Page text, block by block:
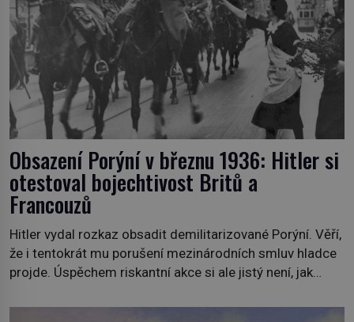
Obsazení Porýní v březnu 1936: Hitler si
otestoval bojechtivost Britů a
Francouzů
Hitler vydal rozkaz obsadit demilitarizované Porýní. Věří,
že i tentokrát mu porušení mezinárodních smluv hladce
projde. Úspěchem riskantní akce si ale jistý není, jak
do Porýní, museli bychom se zase s ostudou stáhnout.“